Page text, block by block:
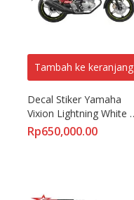
Tambah ke keranjang
Decal Stiker Yamaha
Vixion Lightning White
Vendetta
Rp650,000.00